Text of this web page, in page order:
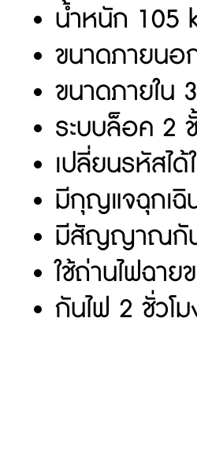
น้ำหนัก 105
ขนาดภายนอ
ขนาดภายใน
ระบบล็อค 2
เปลี่ยนรหัสไ
มีกุญแจฉุกเฉิ
มีสัญญาณกัน
ใช้ถ่านไฟฉา
กันไฟ 2 ชั่วโม